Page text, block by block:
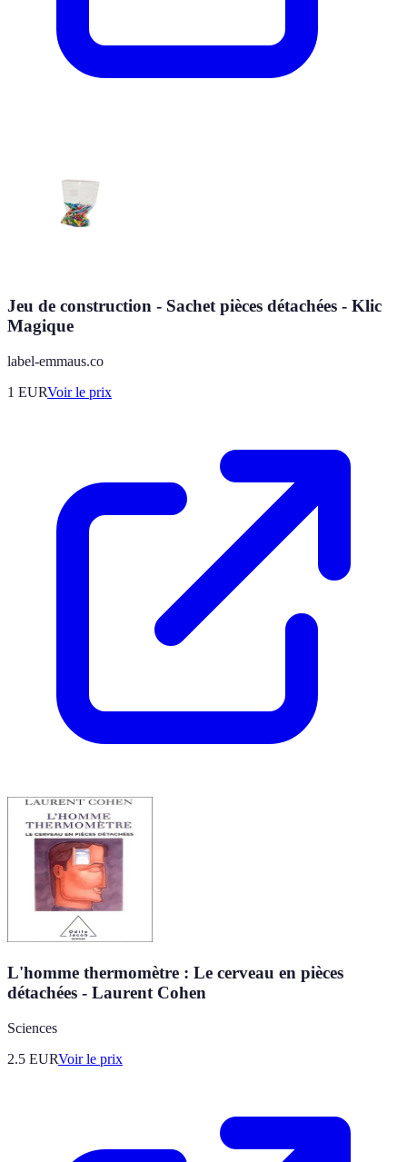
Jeu de construction - Sachet pièces détachées - Klic
Magique
label-emmaus.co
1 EURVoir le prix
L'homme thermomètre : Le cerveau en pièces
détachées - Laurent Cohen
Sciences
2.5 EURVoir le prix